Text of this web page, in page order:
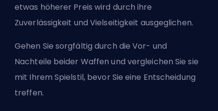
etwas höherer Preis wird durch ihre
Zuverlässigkeit und Vielseitigkeit ausgeglichen.
Gehen Sie sorgfältig durch die Vor- und
Nachteile beider Waffen und vergleichen Sie sie
mit Ihrem Spielstil, bevor Sie eine Entscheidung
treffen.